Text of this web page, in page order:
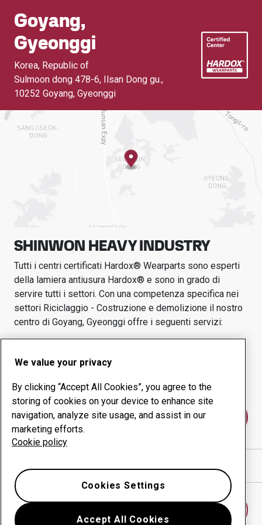
Goyang,
Gyeonggi
Korea, Republic of
Sulmoon dong 478-6, Ilsan Dong gu.,
10252 Goyang, Gyeonggi
SHINWON HEAVY INDUSTRY
Tutti i centri certificati Hardox® Wearparts sono esperti
della lamiera antiusura Hardox® e sono in grado di
servire tutti i settori. Con una competenza specifica nei
settori Riciclaggio - Costruzione e demolizione il nostro
centro di Goyang, Gyeonggi offre i seguenti servizi:
Gestione della
produttività
Contattaci
We value your privacy
By clicking “Accept All Cookies”, you agree to the
storing of cookies on your device to enhance site
navigation, analyze site usage, and assist in our
marketing efforts.
Cookie policy
Accept All Cookies
Cookies Settings